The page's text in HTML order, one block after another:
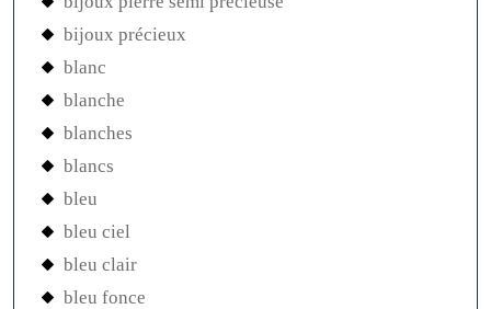
bijoux précieux
blanc
blanche
blanches
blancs
bleu
bleu ciel
bleu clair
bleu fonce